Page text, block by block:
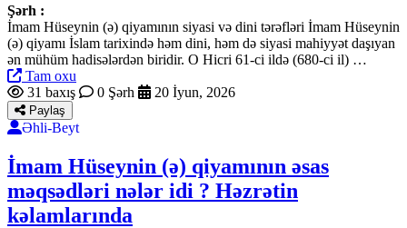
Şərh :
İmam Hüseynin (ə) qiyamının siyasi və dini tərəfləri İmam Hüseynin
(ə) qiyamı İslam tarixində həm dini, həm də siyasi mahiyyət daşıyan
ən mühüm hadisələrdən biridir. O Hicri 61-ci ildə (680-ci il) …
Tam oxu
31 baxış
0 Şərh 20 İyun, 2026
Paylaş
Əhli-Beyt
İmam Hüseynin (ə) qiyamının əsas
məqsədləri nələr idi ? Həzrətin
kəlamlarında